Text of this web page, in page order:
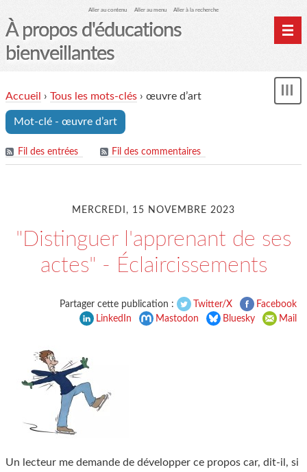
Aller au contenu Aller au menu Aller à la recherche
À propos d'éducations
bienveillantes
Archives
Mon monde du cheval
Accueil › Tous les mots-clés › œuvre d’art
Mot-clé - œuvre d’art
Fil des entrées Fil des commentaires
MERCREDI, 15 NOVEMBRE 2023
"Distinguer l'apprenant de ses
actes" - Éclaircissements
Partager cette publication : Twitter/X
Facebook
LinkedIn
Mastodon Bluesky Mail
Un lecteur me demande de développer ce propos car, dit-il, si